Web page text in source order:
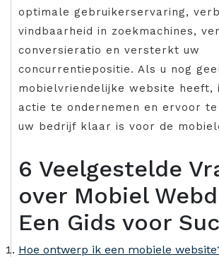
optimale gebruikerservaring,
vindbaarheid in zoekmachines,
conversieratio en versterkt uw
concurrentiepositie. Als u nog
mobielvriendelijke website heeft,
actie te ondernemen en ervoor
uw bedrijf klaar is voor de
6 Veelgestelde
over Mobiel
Een Gids voor
Hoe ontwerp ik een mobiele